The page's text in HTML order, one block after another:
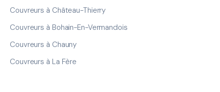
Couvreurs à Château-Thierry
Couvreurs à Bohain-En-Vermandois
Couvreurs à Chauny
Couvreurs à La Fère